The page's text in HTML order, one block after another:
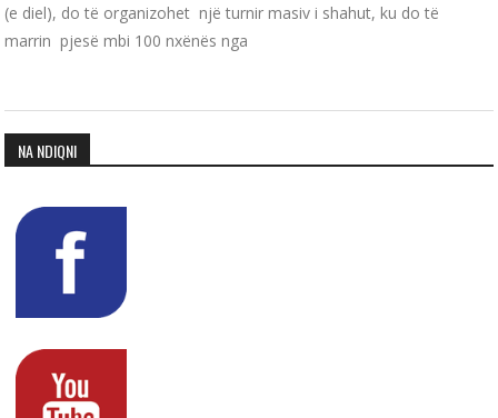
(e diel), do të organizohet një turnir masiv i shahut, ku do të
marrin pjesë mbi 100 nxënës nga
NA NDIQNI